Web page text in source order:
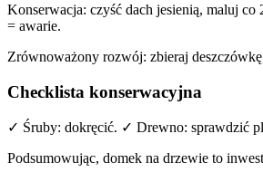
Konserwacja: czyść dach jesienią, maluj
= awarie.
Zrównoważony rozwój: zbieraj
Checklista konserwacyjna
✓ Śruby: dokręcić. ✓ Drewno: sprawdzić
Podsumowując, domek na drzewie to